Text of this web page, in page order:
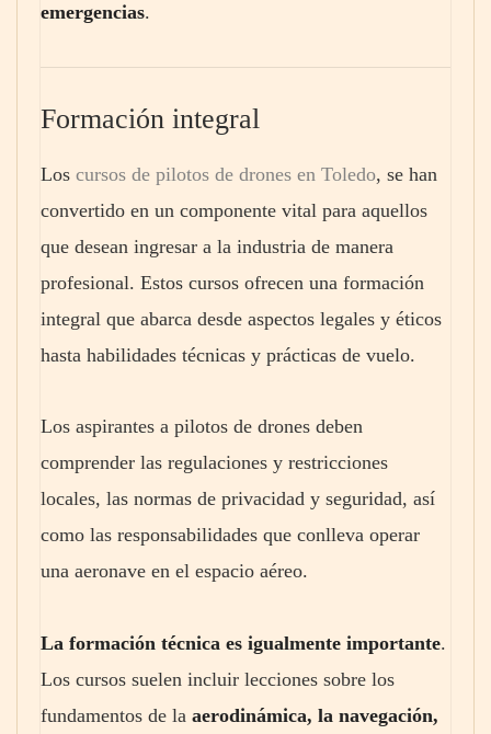
emergencias.
Formación integral
Los cursos de pilotos de drones en Toledo, se han
convertido en un componente vital para aquellos
que desean ingresar a la industria de manera
profesional. Estos cursos ofrecen una formación
integral que abarca desde aspectos legales y éticos
hasta habilidades técnicas y prácticas de vuelo.
Los aspirantes a pilotos de drones deben
comprender las regulaciones y restricciones
locales, las normas de privacidad y seguridad, así
como las responsabilidades que conlleva operar
una aeronave en el espacio aéreo.
La formación técnica es igualmente importante.
Los cursos suelen incluir lecciones sobre los
fundamentos de la aerodinámica, la navegación,